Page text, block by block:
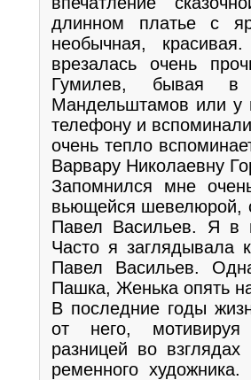
длинном платье с
необычная,
врезалась очень
Гумилев, бывая в
Мандельштамов или у
телефону и
очень тепло
Варвару Николаевну
Запомнился мне
вьющейся шевелюрой,
Павел Васильев. Я в
Часто я заглядывала
Павел Васильев.
Пашка, Жень­ка опять
В последние годы
от него, мотивируя
разницей во
ременного